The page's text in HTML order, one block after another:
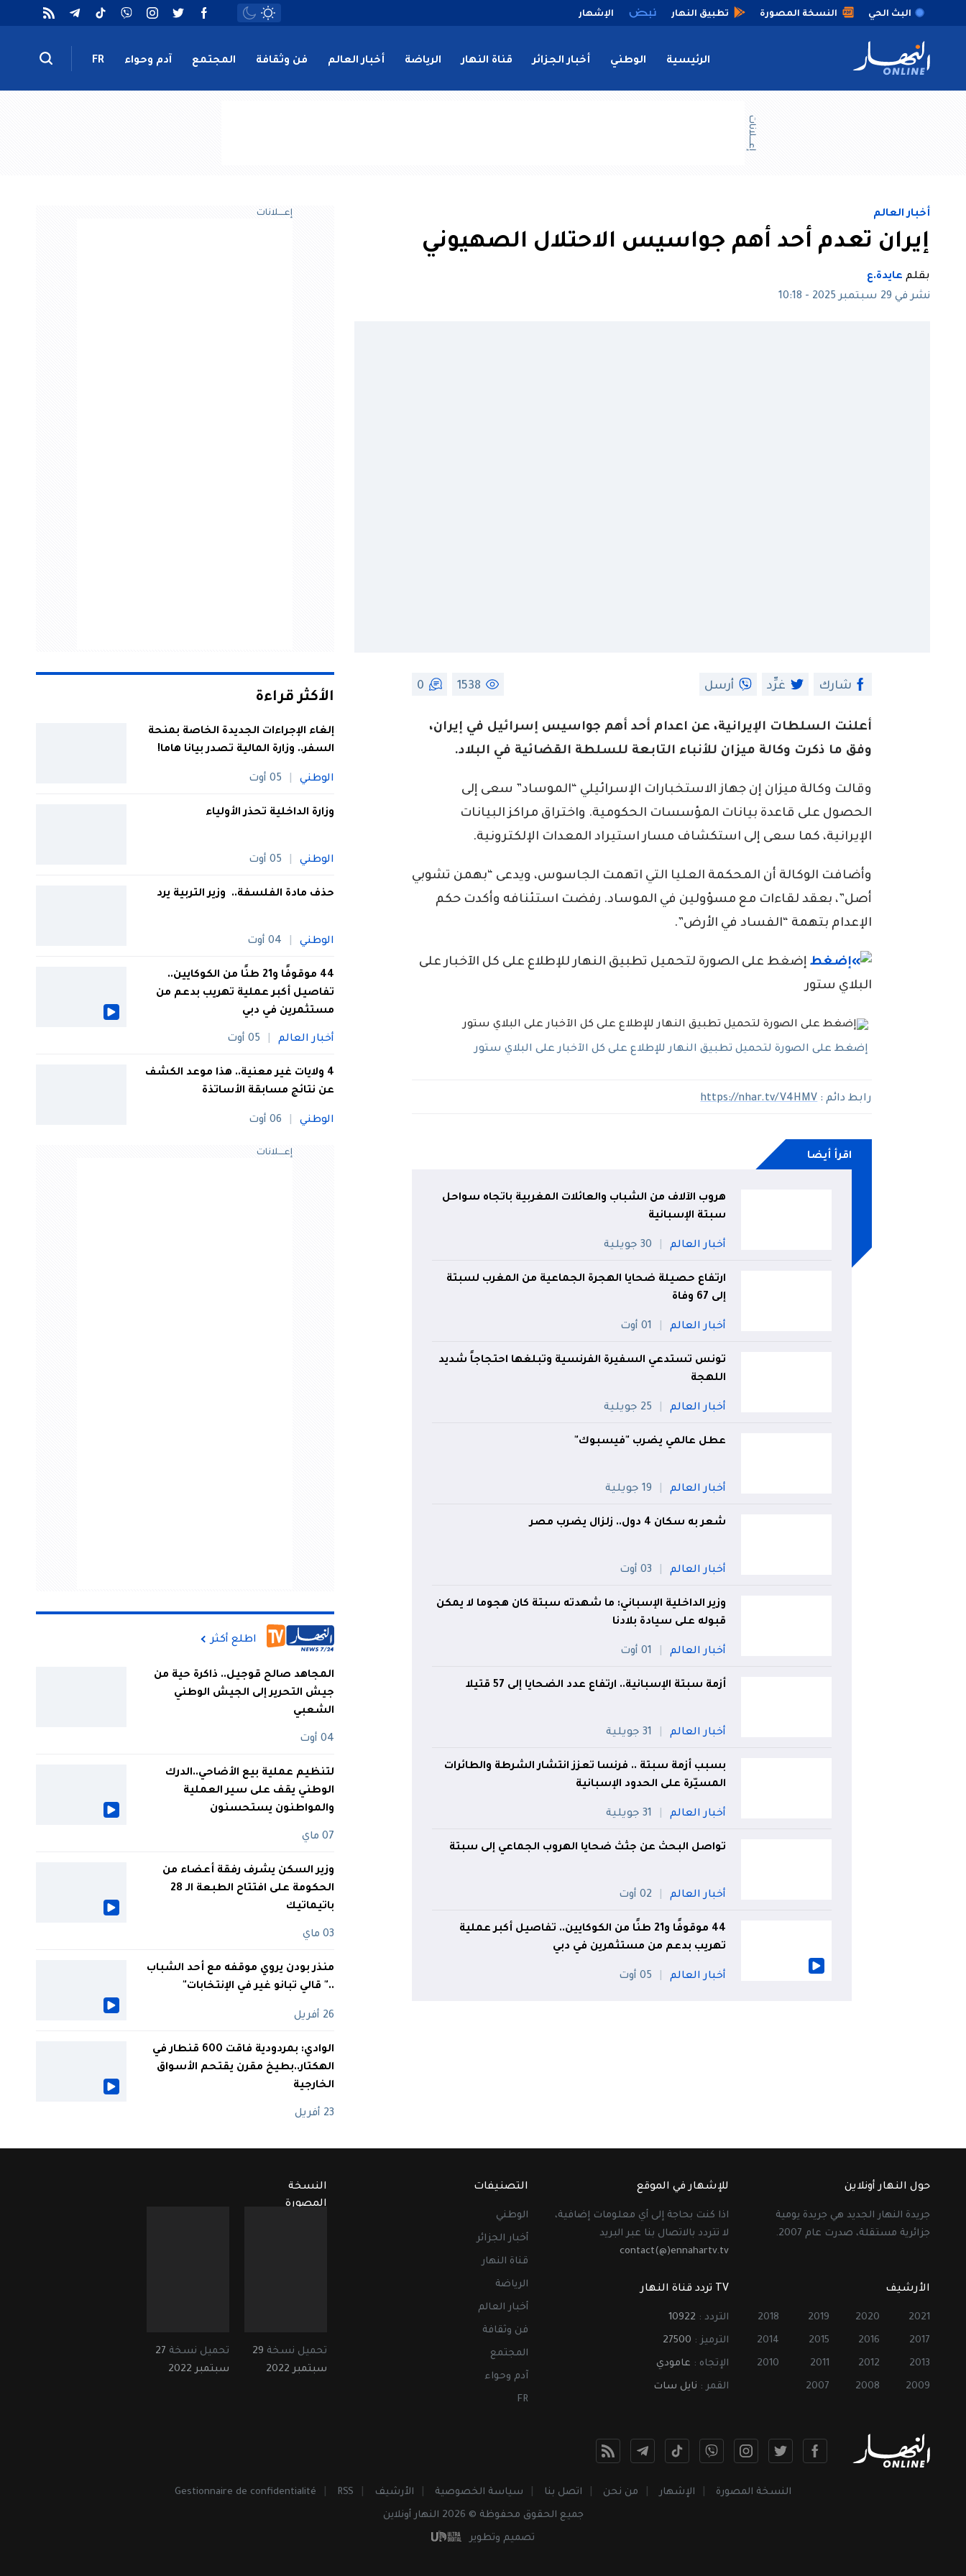
البث الحي النسخة المصورة تطبيق النهار الإشهار
الرئيسية الوطني أخبار الجزائر قناة النهار الرياضة أخبار العالم فن وثقافة المجتمع آدم وحواء FR
إعــــلانات
أخبار العالم
إيران تعدم أحد أهم جواسيس الاحتلال الصهيوني
بقلم عايدة.ع
نشر في 29 سبتمبر 2025 - 10:18
شارك غرِّد أرسل 1538
0
أعلنت السلطات الإيرانية، عن اعدام أحد أهم جواسيس إسرائيل في إيران،
وفق ما ذكرت وكالة ميزان للأنباء التابعة للسلطة القضائية في البلاد.
وقالت وكالة ميزان إن جهاز الاستخبارات الإسرائيلي “الموساد” سعى إلى
الحصول على قاعدة بيانات المؤسسات الحكومية. واختراق مراكز البيانات
الإيرانية، كما سعى إلى استكشاف مسار استيراد المعدات الإلكترونية.
وأضافت الوكالة أن المحكمة العليا التي اتهمت الجاسوس، ويدعى “بهمن تشوبي
أصل”، بعقد لقاءات مع مسؤولين في الموساد. رفضت استئنافه وأكدت حكم
الإعدام بتهمة “الفساد في الأرض”.
إضغط على الصورة لتحميل تطبيق النهار للإطلاع على كل الآخبار على
البلاي ستور
إضغط على الصورة لتحميل تطبيق النهار للإطلاع على كل الآخبار على البلاي ستور
رابط دائم :https://nhar.tv/V4HMV
اقرأ أيضا
هروب الآلاف من الشباب والعائلات المغربية باتجاه سواحل
سبتة الإسبانية
أخبار العالم 30 جويلية
ارتفاع حصيلة ضحايا الهجرة الجماعية من المغرب لسبتة
إلى 67 وفاة
أخبار العالم 01 أوت
تونس تستدعي السفيرة الفرنسية وتبلغها احتجاجاً شديد
اللهجة
أخبار العالم 25 جويلية
عطل عالمي يضرب "فيسبوك"
أخبار العالم 19 جويلية
شعر به سكان 4 دول.. زلزال يضرب مصر
أخبار العالم 03 أوت
وزير الداخلية الإسباني: ما شهدته سبتة كان هجوما لا يمكن
قبوله على سيادة بلادنا
أخبار العالم 01 أوت
أزمة سبتة الإسبانية.. ارتفاع عدد الضحايا إلى 57 قتيلا
أخبار العالم 31 جويلية
بسبب أزمة سبتة .. فرنسا تعزز انتشار الشرطة والطائرات
المسيّرة على الحدود الإسبانية
أخبار العالم 31 جويلية
تواصل البحث عن جثث ضحايا الهروب الجماعي إلى سبتة
أخبار العالم 02 أوت
44 موقوفًا و21 طنًا من الكوكايين.. تفاصيل أكبر عملية
تهريب بدعم من مستثمرين في دبي
أخبار العالم 05 أوت
إعــــلانات
الأكثر قراءة
إلغاء الإجراءات الجديدة الخاصة بمنحة
السفر.. وزارة المالية تصدر بيانا هاما!
الوطني 05 أوت
وزارة الداخلية تحذر الأولياء
الوطني 05 أوت
حذف مادة الفلسفة.. وزير التربية يرد
الوطني 04 أوت
44 موقوفًا و21 طنًا من الكوكايين..
تفاصيل أكبر عملية تهريب بدعم من
مستثمرين في دبي
أخبار العالم 05 أوت
4 ولايات غير معنية.. هذا موعد الكشف
عن نتائج مسابقة الأساتذة
الوطني 06 أوت
إعــــلانات
اطلع أكثر
المجاهد صالح قوجيل.. ذاكرة حية من
جيش التحرير إلى الجيش الوطني
الشعبي
04 أوت
لتنظيم عملية بيع الأضاحي..الدرك
الوطني يقف على سير العملية
والمواطنون يستحسنون
07 ماي
وزير السكن يشرف رفقة أعضاء من
الحكومة على افتتاح الطبعة الـ 28
باتيماتيك
03 ماي
منذر بودن يروي موقفه مع أحد الشباب
.." قالي تبانو غير في الإنتخابات"
26 أفريل
الوادي: بمردودية فاقت 600 قنطار في
الهكتار..بطيخ مقرن يقتحم الأسواق
الخارجية
23 أفريل
حول النهار أونلاين
جريدة النهار الجديد هي جريدة يومية
جزائرية مستقلة، صدرت عام 2007.
للإشهار في الموقع
اذا كنت بحاجة إلى أي معلومات إضافية،
لا تتردد بالاتصال بنا عبر البريد
contact(@)ennahartv.tv
الأرشيف
2021
2020
2019
2018
2017
2016
2015
2014
2013
2012
2011
2010
2009
2008
2007
TV تردد قناة النهار
التردد : 10922
الترميز : 27500
الإتجاه : عامودي
القمر : نايل سات
التصنيفات
الوطني
أخبار الجزائر
قناة النهار
الرياضة
أخبار العالم
فن وثقافة
المجتمع
آدم وحواء
FR
النسخة
المصورة
تحميل نسخة 29
سبتمبر 2022
تحميل نسخة 27
سبتمبر 2022
النسخة المصورة الإشهار من نحن اتصل بنا سياسة الخصوصية الأرشيف RSS
Gestionnaire de confidentialité
جميع الحقوق محفوظة © 2026 النهار أونلاين
تصميم وتطوير